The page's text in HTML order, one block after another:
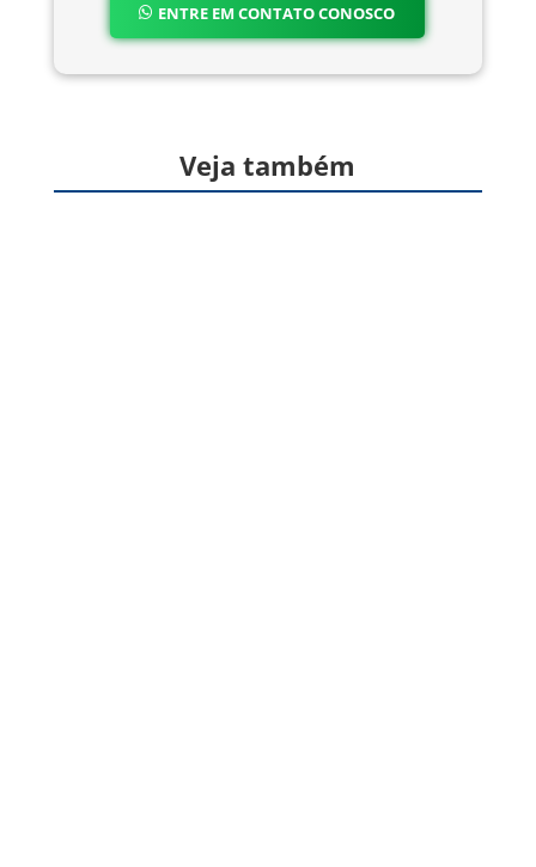
ENTRE EM CONTATO CONOSCO
Veja também